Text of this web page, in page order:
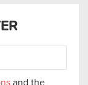
and the